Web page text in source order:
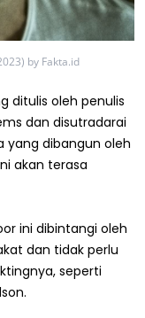
by Fakta.id
ditulis oleh penulis
dan disutradarai
yang dibangun oleh
akan terasa
ini dibintangi oleh
dan tidak perlu
seperti